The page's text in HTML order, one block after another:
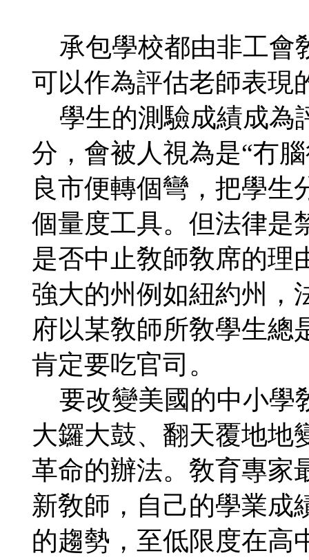
承包學校都由非工會
可以作為評估老師表現
學生的測驗成績成為
分，會被人視為是“冇
良市便轉個彎，把學生
個量度工具。但法律是
是否中止敎師敎席的理
強大的州例如紐約州，
府以某敎師所敎學生總
肯定要吃官司。
要改變美國的中小學
大鑼大鼓、翻天覆地地
革命的辦法。敎育專家
新敎師，自己的學業成
的趨勢，至低限度在高